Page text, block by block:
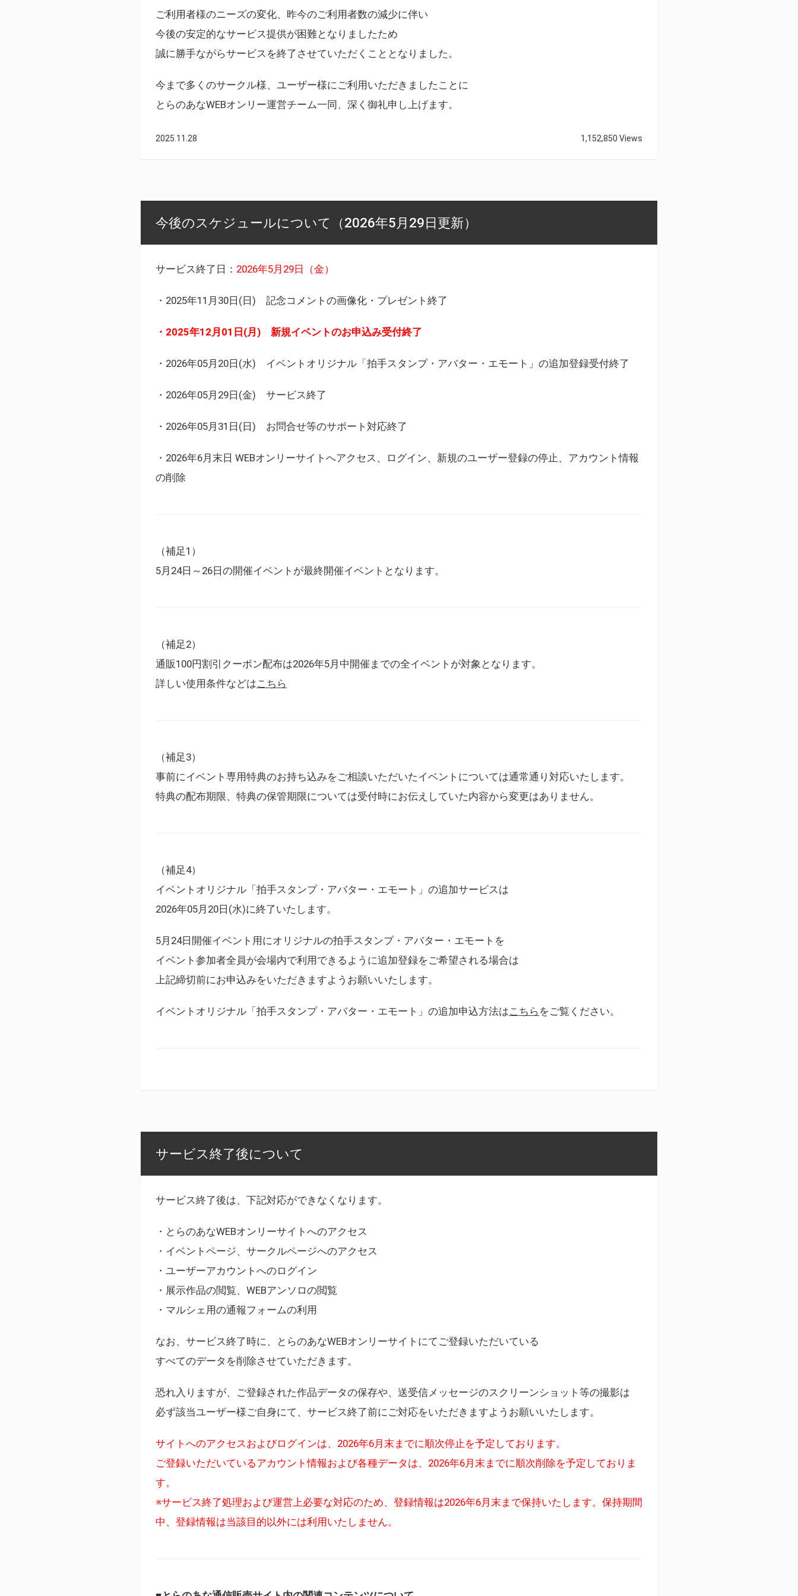
ご利用者様のニーズの変化、昨今のご利用者数の減少に伴い
今後の安定的なサービス提供が困難となりましたため
誠に勝手ながらサービスを終了させていただくこととなりました。
今まで多くのサークル様、ユーザー様にご利用いただきましたことに
とらのあなWEBオンリー運営チーム一同、深く御礼申し上げます。
2025.11.28 1,152,850 Views
今後のスケジュールについて（2026年5月29日更新）
サービス終了日： 2026年5月29日（金）
・2025年11月30日(日) 記念コメントの画像化・プレゼント終了
・2025年12月01日(月) 新規イベントのお申込み受付終了
・2026年05月20日(水) イベントオリジナル「拍手スタンプ・アバター・エモート」の追加登録受付終了
・2026年05月29日(金) サービス終了
・2026年05月31日(日) お問合せ等のサポート対応終了
・2026年6月末日 WEBオンリーサイトへアクセス、ログイン、新規のユーザー登録の停止、アカウント情報
の削除
（補足1）
5月24日～26日の開催イベントが最終開催イベントとなります。
（補足2）
通販100円割引クーポン配布は2026年5月中開催までの全イベントが対象となります。
詳しい使用条件などはこちら
（補足3）
事前にイベント専用特典のお持ち込みをご相談いただいたイベントについては通常通り対応いたします。
特典の配布期限、特典の保管期限については受付時にお伝えしていた内容から変更はありません。
（補足4）
イベントオリジナル「拍手スタンプ・アバター・エモート」の追加サービスは
2026年05月20日(水)に終了いたします。
5月24日開催イベント用にオリジナルの拍手スタンプ・アバター・エモートを
イベント参加者全員が会場内で利用できるように追加登録をご希望される場合は
上記締切前にお申込みをいただきますようお願いいたします。
イベントオリジナル「拍手スタンプ・アバター・エモート」の追加申込方法はこちら をご覧ください。
サービス終了後について
サービス終了後は、下記対応ができなくなります。
・とらのあなWEBオンリーサイトへのアクセス
・イベントページ、サークルページへのアクセス
・ユーザーアカウントへのログイン
・展示作品の閲覧、WEBアンソロの閲覧
・マルシェ用の通報フォームの利用
なお、サービス終了時に、とらのあなWEBオンリーサイトにてご登録いただいている
すべてのデータを削除させていただきます。
恐れ入りますが、ご登録された作品データの保存や、送受信メッセージのスクリーンショット等の撮影は
必ず該当ユーザー様ご自身にて、サービス終了前にご対応をいただきますようお願いいたします。
サイトへのアクセスおよびログインは、2026年6月末までに順次停止を予定しております。
ご登録いただいているアカウント情報および各種データは、2026年6月末までに順次削除を予定しておりま
す。
※サービス終了処理および運営上必要な対応のため、登録情報は2026年6月末まで保持いたします。保持期間
中、登録情報は当該目的以外には利用いたしません。